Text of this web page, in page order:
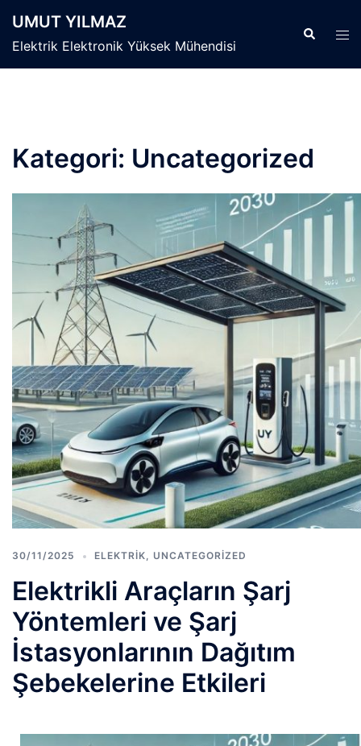
UMUT YILMAZ
Elektrik Elektronik Yüksek Mühendisi
Kategori: Uncategorized
30/11/2025 ELEKTRIK, UNCATEGORIZED
Elektrikli Araçların Şarj
Yöntemleri ve Şarj
İstasyonlarının Dağıtım
Şebekelerine Etkileri